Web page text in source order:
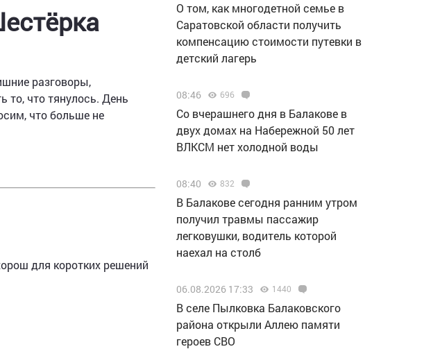
разговоры,
то, что тянулось. День
что больше не
для коротких решений
О том, как многодетной семье в
Саратовской области получить
компенсацию стоимости путевки в
детский лагерь
08:46 696
Со вчерашнего дня в Балакове в
двух домах на Набережной 50 лет
ВЛКСМ нет холодной воды
08:40 832
В Балакове сегодня ранним утром
получил травмы пассажир
легковушки, водитель которой
наехал на столб
06.08.2026 17:33 1440
В селе Пылковка Балаковского
района открыли Аллею памяти
героев СВО